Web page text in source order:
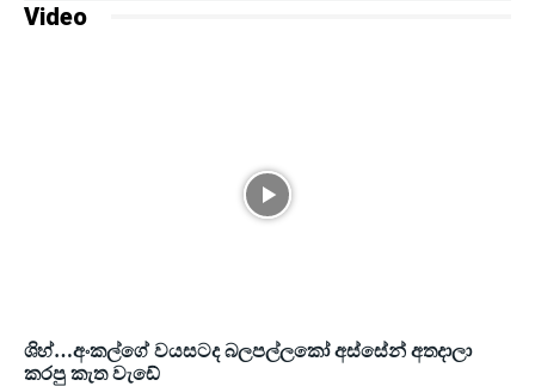
Video
ශිහ්…අංකල්ගේ වයසටද බලපල්ලකෝ අස්සේන් අතදාලා
කරපු කැත වැඩේ